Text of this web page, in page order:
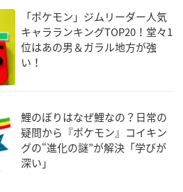
「ポケモン」ジムリーダー人気
キャラランキングTOP20！堂々1
位はあの男＆ガラル地方が強
い！
鯉のぼりはなぜ鯉なの？日常の
疑問から『ポケモン』コイキン
グの“進化の謎”が解決「学びが
深い」